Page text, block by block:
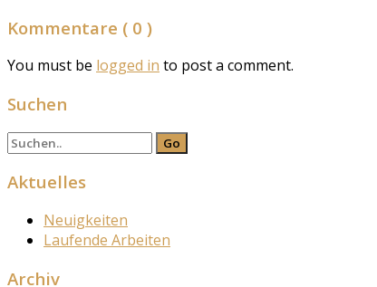
Kommentare ( 0 )
You must be logged in to post a comment.
Suchen
Aktuelles
Neuigkeiten
Laufende Arbeiten
Archiv